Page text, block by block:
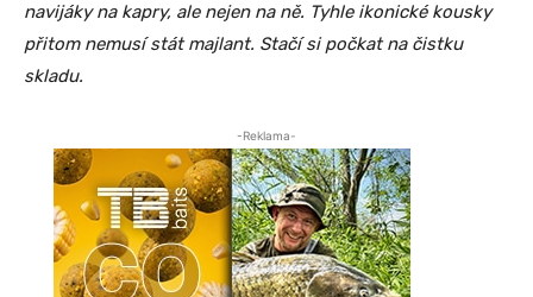
navijáky na kapry, ale nejen na ně. Tyhle ikonické kousky
přitom nemusí stát majlant. Stačí si počkat na čistku
skladu.
-Reklama-